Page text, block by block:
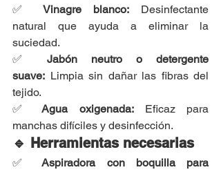
✅ Vinagre blanco: Desinfectante
natural que ayuda a eliminar la
suciedad.
✅ Jabón neutro o detergente
suave: Limpia sin dañar las fibras del
tejido.
✅ Agua oxigenada: Eficaz para
manchas difíciles y desinfección.
🔹 Herramientas necesarias
✅ Aspiradora con boquilla para